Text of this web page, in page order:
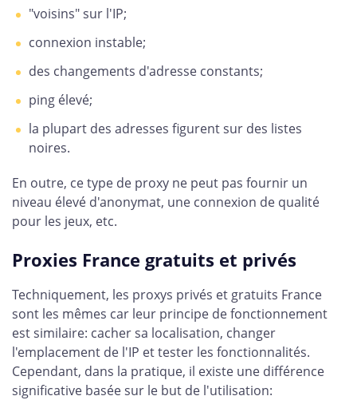
"voisins" sur l'IP;
connexion instable;
des changements d'adresse constants;
ping élevé;
la plupart des adresses figurent sur des listes
noires.
En outre, ce type de proxy ne peut pas fournir un
niveau élevé d'anonymat, une connexion de qualité
pour les jeux, etc.
Proxies France gratuits et privés
Techniquement, les proxys privés et gratuits France
sont les mêmes car leur principe de fonctionnement
est similaire: cacher sa localisation, changer
l'emplacement de l'IP et tester les fonctionnalités.
Cependant, dans la pratique, il existe une différence
significative basée sur le but de l'utilisation: